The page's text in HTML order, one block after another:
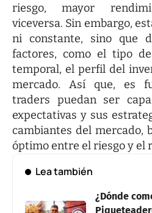
riesgo, mayor
viceversa. Sin embargo,
ni constante, sino que
factores, como el tipo
temporal, el perfil del
mercado. Así que, es
traders puedan ser
expectativas y sus
cambiantes del mercado,
óptimo entre el riesgo y el
Lea también
¿Dónde